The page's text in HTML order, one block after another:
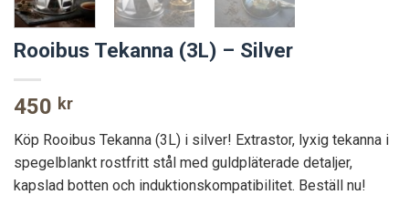
Rooibus Tekanna (3L) – Silver
450 kr
Köp Rooibus Tekanna (3L) i silver! Extrastor, lyxig tekanna i
spegelblankt rostfritt stål med guldpläterade detaljer,
kapslad botten och induktionskompatibilitet. Beställ nu!